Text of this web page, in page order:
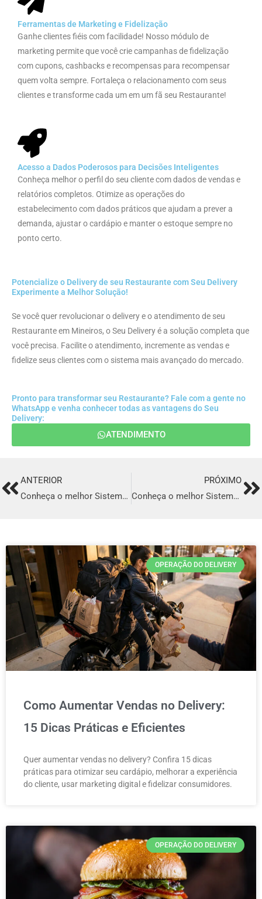
Ferramentas de Marketing e Fidelização
Ganhe clientes fiéis com facilidade! Nosso módulo de
marketing permite que você crie campanhas de fidelização
com cupons, cashbacks e recompensas para recompensar
quem volta sempre. Fortaleça o relacionamento com seus
clientes e transforme cada um em um fã seu Restaurante!
Acesso a Dados Poderosos para Decisões Inteligentes
Conheça melhor o perfil do seu cliente com dados de vendas e
relatórios completos. Otimize as operações do
estabelecimento com dados práticos que ajudam a prever a
demanda, ajustar o cardápio e manter o estoque sempre no
ponto certo.
Potencialize o Delivery de seu Restaurante com Seu Delivery
Experimente a Melhor Solução!
Se você quer revolucionar o delivery e o atendimento de seu
Restaurante em Mineiros, o Seu Delivery é a solução completa que
você precisa. Facilite o atendimento, incremente as vendas e
fidelize seus clientes com o sistema mais avançado do mercado.
Pronto para transformar seu Restaurante? Fale com a gente no
WhatsApp e venha conhecer todas as vantagens do Seu
Delivery:
ATENDIMENTO
PrevANTERIOR
Conheça o melhor Sistema para Delivery em Ibitinga
PRÓXIMO
Conheça o melhor Sistema para Delivery em Mafra
OPERAÇÃO DO DELIVERY
Como Aumentar Vendas no Delivery:
15 Dicas Práticas e Eficientes
Quer aumentar vendas no delivery? Confira 15 dicas
práticas para otimizar seu cardápio, melhorar a experiência
do cliente, usar marketing digital e fidelizar consumidores.
OPERAÇÃO DO DELIVERY